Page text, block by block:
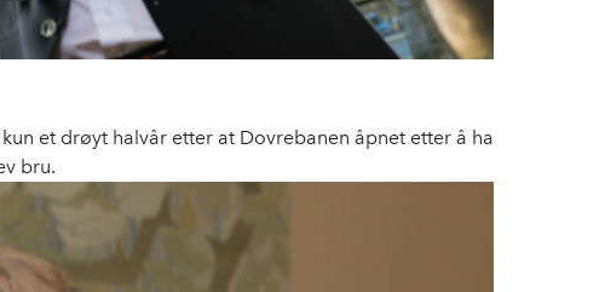
et drøyt halvår etter at Dovrebanen åpnet etter å ha
bru.